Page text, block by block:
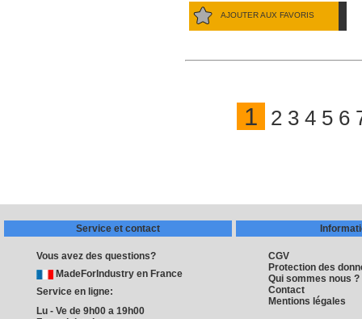
AJOUTER AUX FAVORIS
1 2 3 4 5 6
Service et contact
Vous avez des questions?
MadeForIndustry en France
Service en ligne:
Lu - Ve de 9h00 a 19h00
CGV
Protection des
Qui sommes nous ?
Contact
Mentions légales